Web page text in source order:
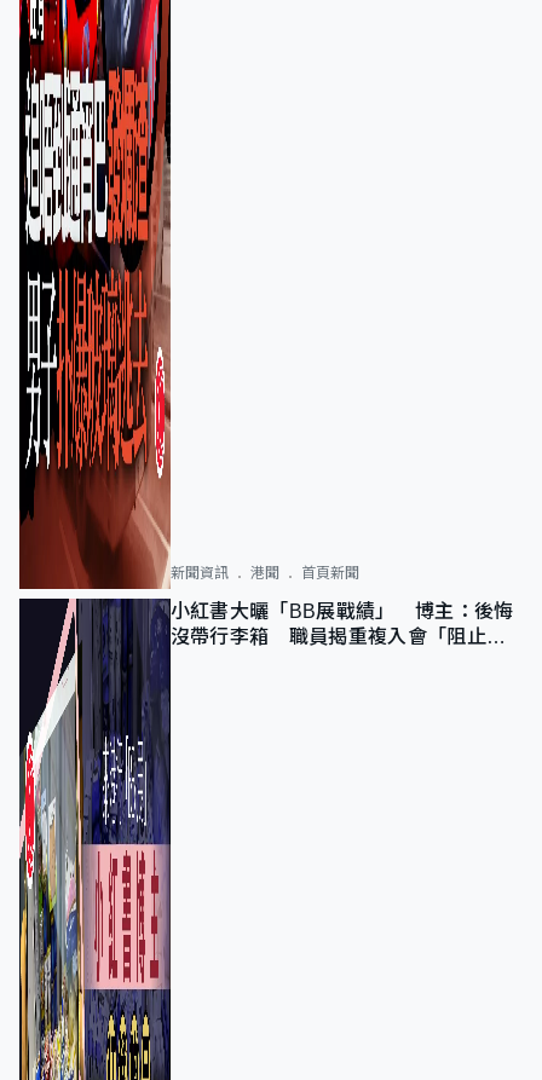
新聞資訊 港聞 首頁新聞
小紅書大曬「BB展戰績」 博主：後悔
沒帶行李箱 職員揭重複入會「阻止唔